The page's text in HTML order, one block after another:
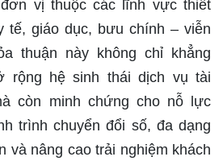
vị thuộc các lĩnh vực thiết
tế, giáo dục, bưu chính – viễn
thuận này không chỉ khẳng
rộng hệ sinh thái dịch vụ tài
còn minh chứng cho nỗ lực
trình chuyển đổi số, đa dạng
và nâng cao trải nghiệm khách